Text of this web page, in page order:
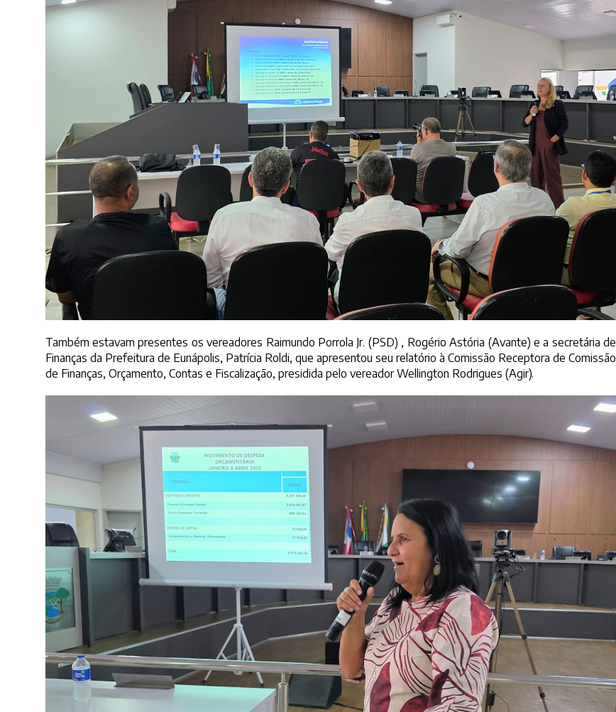
Também estavam presentes os vereadores Raimundo Porrola Jr. (PSD) , Rogério Astória (Avante) e a secretária de
Finanças da Prefeitura de Eunápolis, Patrícia Roldi, que apresentou seu relatório à Comissão Receptora de Comissão
de Finanças, Orçamento, Contas e Fiscalização, presidida pelo vereador Wellington Rodrigues (Agir).